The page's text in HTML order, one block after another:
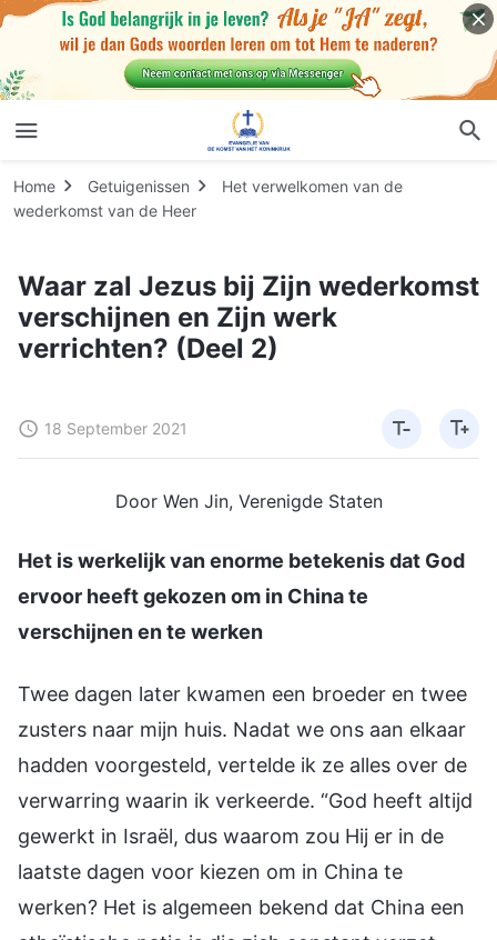
Home Getuigenissen
Het verwelkomen van de
wederkomst van de Heer
Waar zal Jezus bij Zijn wederkomst
verschijnen en Zijn werk
verrichten? (Deel 2)
18 September 2021
Door Wen Jin, Verenigde Staten
Het is werkelijk van enorme betekenis dat God
ervoor heeft gekozen om in China te
verschijnen en te werken
Twee dagen later kwamen een broeder en twee
zusters naar mijn huis. Nadat we ons aan elkaar
hadden voorgesteld, vertelde ik ze alles over de
verwarring waarin ik verkeerde. “God heeft altijd
gewerkt in Israël, dus waarom zou Hij er in de
laatste dagen voor kiezen om in China te
werken? Het is algemeen bekend dat China een